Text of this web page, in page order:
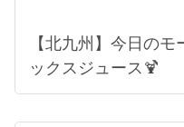
【北九州】今日の
ックスジュース🍹